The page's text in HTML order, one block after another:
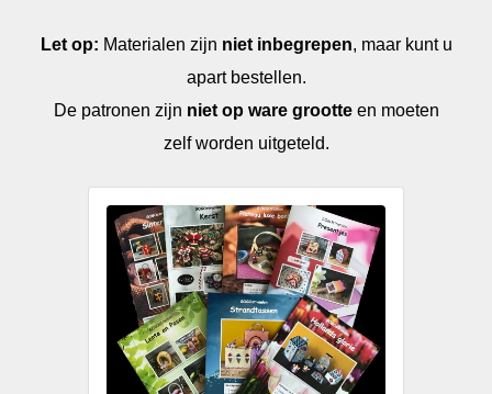
Let op: Materialen zijn niet inbegrepen, maar kunt u
apart bestellen.
De patronen zijn niet op ware grootteen moeten
zelf worden uitgeteld.